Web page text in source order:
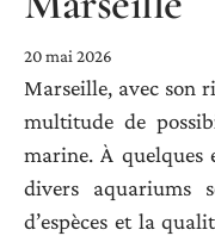
20 mai 2026
Marseille, avec son
multitude de
marine. À quelques
divers aquariums
d’espèces et la